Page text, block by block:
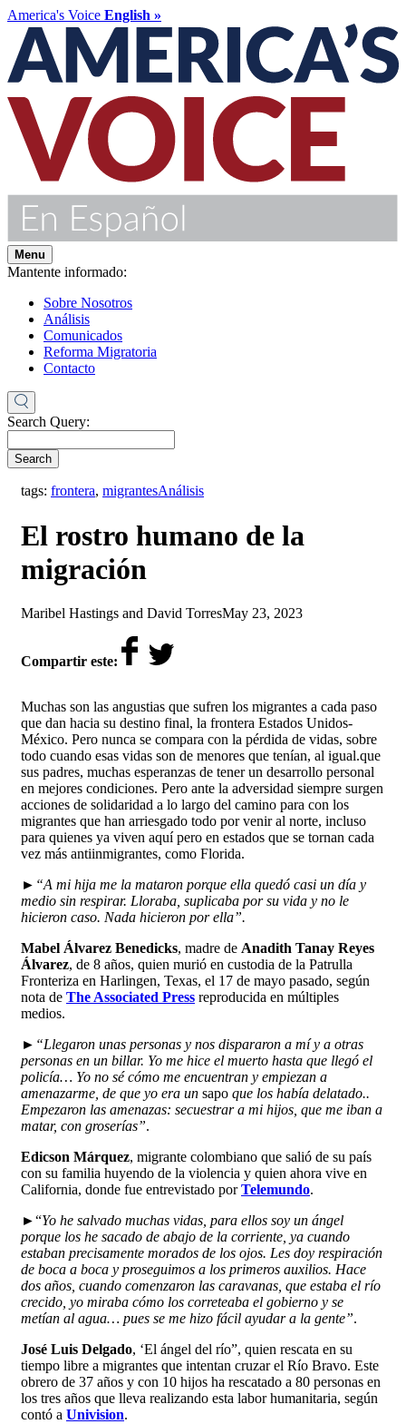
America's Voice English »
Menu
Mantente informado:
Sobre Nosotros
Análisis
Comunicados
Reforma Migratoria
Contacto
Search Query:
Search
tags: frontera, migrantes,Análisis
El rostro humano de la
migración
by
Maribel Hastings and David Torreson
May 23, 2023
Compartir este:
Muchas son las angustias que sufren los migrantes a cada paso
que dan hacia su destino final, la frontera Estados Unidos-
México. Pero nunca se compara con la pérdida de vidas, sobre
todo cuando esas vidas son de menores que tenían, al igual.que
sus padres, muchas esperanzas de tener un desarrollo personal
en mejores condiciones. Pero ante la adversidad siempre surgen
acciones de solidaridad a lo largo del camino para con los
migrantes que han arriesgado todo por venir al norte, incluso
para quienes ya viven aquí pero en estados que se tornan cada
vez más antiinmigrantes, como Florida.
► “A mi hija me la mataron porque ella quedó casi un día y
medio sin respirar. Lloraba, suplicaba por su vida y no le
hicieron caso. Nada hicieron por ella”.
Mabel Álvarez Benedicks, madre de Anadith Tanay Reyes
Álvarez, de 8 años, quien murió en custodia de la Patrulla
Fronteriza en Harlingen, Texas, el 17 de mayo pasado, según
nota de The Associated Press reproducida en múltiples
medios.
► “Llegaron unas personas y nos dispararon a mí y a otras
personas en un billar. Yo me hice el muerto hasta que llegó el
policía… Yo no sé cómo me encuentran y empiezan a
amenazarme, de que yo era un sapo que los había delatado..
Empezaron las amenazas: secuestrar a mi hijos, que me iban a
matar, con groserías”.
Edicson Márquez, migrante colombiano que salió de su país
con su familia huyendo de la violencia y quien ahora vive en
California, donde fue entrevistado porTelemundo.
►“Yo he salvado muchas vidas, para ellos soy un ángel
porque los he sacado de abajo de la corriente, ya cuando
estaban precisamente morados de los ojos. Les doy respiración
de boca a boca y proseguimos a los primeros auxilios. Hace
dos años, cuando comenzaron las caravanas, que estaba el río
crecido, yo miraba cómo los correteaba el gobierno y se
metían al agua… pues se me hizo fácil ayudar a la gente”.
José Luis Delgado, ‘El ángel del río”, quien rescata en su
tiempo libre a migrantes que intentan cruzar el Río Bravo. Este
obrero de 37 años y con 10 hijos ha rescatado a 80 personas en
los tres años que lleva realizando esta labor humanitaria, según
contó a Univision.